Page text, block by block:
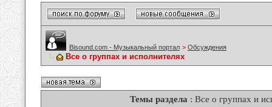
Bisound.com - Музыкальный портал > Обсуждения
Все о группах и исполнителях
Темы раздела : Все о группах и